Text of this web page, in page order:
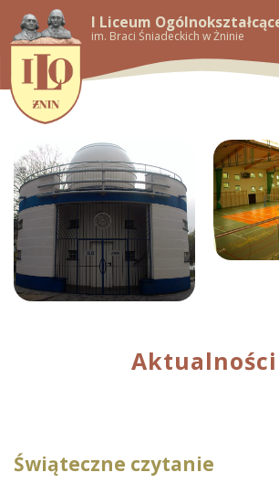
I Liceum
im. Braci Śniadeckich w Żninie
Aktualności
Świąteczne czytanie